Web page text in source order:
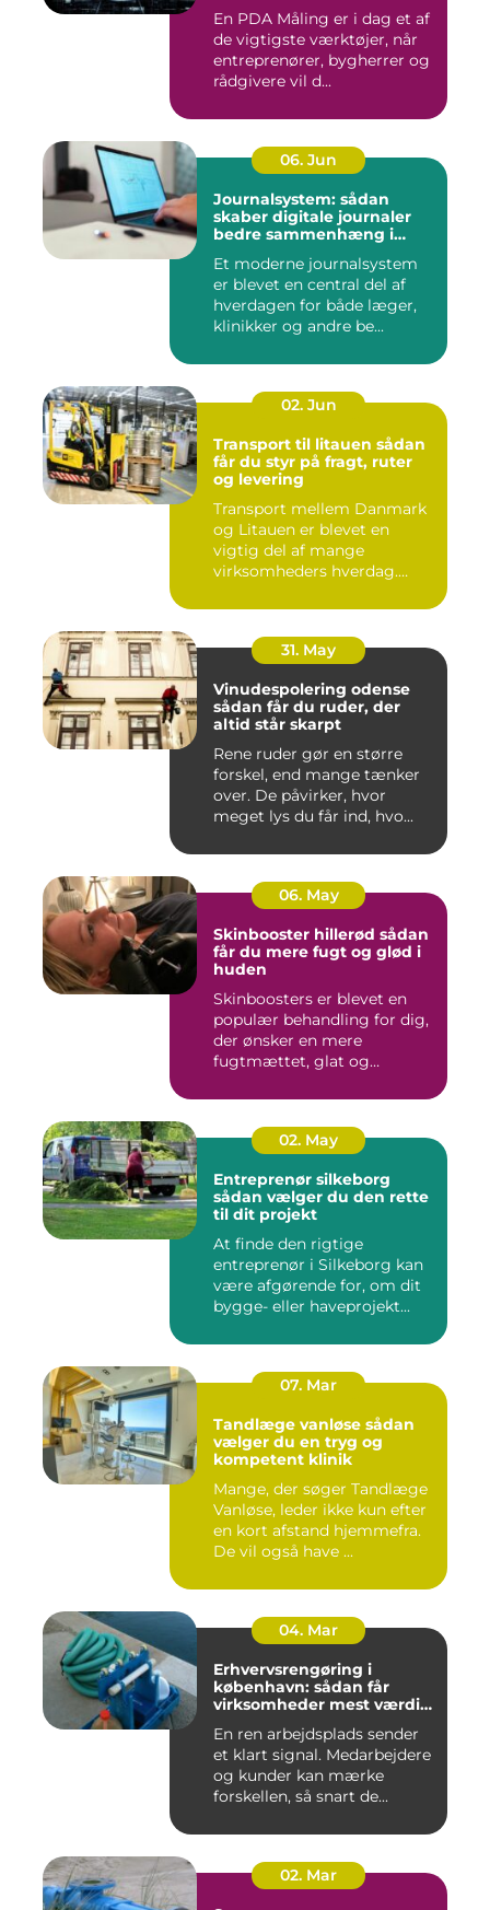
En PDA Måling er i dag et af
de vigtigste værktøjer, når
entreprenører, bygherrer og
rådgivere vil d...
06. Jun
Journalsystem: sådan
skaber digitale journaler
bedre sammenhæng i
Et moderne journalsystem
er blevet en central del af
hverdagen for både læger,
klinikker og andre be...
02. Jun
Transport til litauen sådan
får du styr på fragt, ruter
og levering
Transport mellem Danmark
og Litauen er blevet en
vigtig del af mange
virksomheders hverdag.
31. May
Vinudespolering odense
sådan får du ruder, der
altid står skarpt
Rene ruder gør en større
forskel, end mange tænker
over. De påvirker, hvor
meget lys du får ind, hvo...
06. May
Skinbooster hillerød sådan
får du mere fugt og glød i
huden
Skinboosters er blevet en
populær behandling for dig,
der ønsker en mere
fugtmættet, glat og
02. May
Entreprenør silkeborg
sådan vælger du den rette
til dit projekt
At finde den rigtige
entreprenør i Silkeborg kan
være afgørende for, om dit
bygge- eller haveprojekt...
07. Mar
Tandlæge vanløse sådan
vælger du en tryg og
kompetent klinik
Mange, der søger Tandlæge
Vanløse, leder ikke kun efter
en kort afstand hjemmefra.
De vil også have ...
04. Mar
Erhvervsrengøring i
københavn: sådan får
virksomheder mest værdi
En ren arbejdsplads sender
et klart signal. Medarbejdere
og kunder kan mærke
forskellen, så snart de...
02. Mar